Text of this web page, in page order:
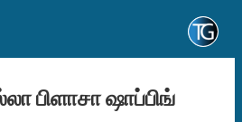
பிளாசா ஷாப்பிங்